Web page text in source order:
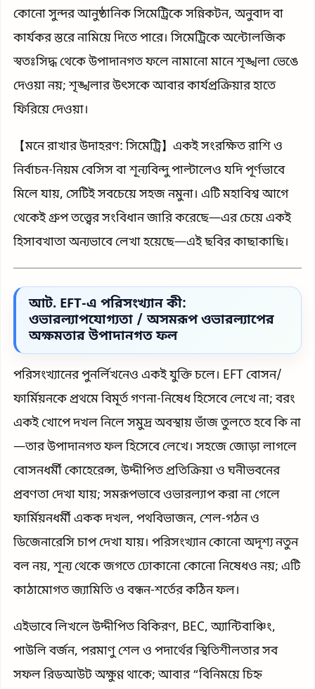
কোনো সুন্দর আনুষ্ঠানিক সিমেট্রিকে সন্নিকটন, অনুবাদ বা
কার্যকর স্তরে নামিয়ে দিতে পারে। সিমেট্রিকে অন্টোলজিক
স্বতঃসিদ্ধ থেকে উপাদানগত ফলে নামানো মানে শৃঙ্খলা ভেঙে
দেওয়া নয়; শৃঙ্খলার উৎসকে আবার কার্যপ্রক্রিয়ার হাতে
ফিরিয়ে দেওয়া।
【মনে রাখার উদাহরণ: সিমেট্রি】একই সংরক্ষিত রাশি ও
নির্বাচন-নিয়ম বেসিস বা শূন্যবিন্দু পাল্টালেও যদি পূর্ণভাবে
মিলে যায়, সেটিই সবচেয়ে সহজ নমুনা। এটি মহাবিশ্ব আগে
থেকেই গ্রুপ তত্ত্বের সংবিধান জারি করেছে—এর চেয়ে একই
হিসাবখাতা অন্যভাবে লেখা হয়েছে—এই ছবির কাছাকাছি।
আট. EFT-এ পরিসংখ্যান কী:
ওভারল্যাপযোগ্যতা / অসমরূপ ওভারল্যাপের
অক্ষমতার উপাদানগত ফল
পরিসংখ্যানের পুনর্লিখনেও একই যুক্তি চলে। EFT বোসন/
ফার্মিয়নকে প্রথমে বিমূর্ত গণনা-নিষেধ হিসেবে লেখে না; বরং
একই খোপে দখল নিলে সমুদ্র অবস্থায় ভাঁজ তুলতে হবে কি না
—তার উপাদানগত ফল হিসেবে লেখে। সহজে জোড়া লাগলে
বোসনধর্মী কোহেরেন্স, উদ্দীপিত প্রতিক্রিয়া ও ঘনীভবনের
প্রবণতা দেখা যায়; সমরূপভাবে ওভারল্যাপ করা না গেলে
ফার্মিয়নধর্মী একক দখল, পথবিভাজন, শেল-গঠন ও
ডিজেনারেসি চাপ দেখা যায়। পরিসংখ্যান কোনো অদৃশ্য নতুন
বল নয়, শূন্য থেকে জগতে ঢোকানো কোনো নিষেধও নয়; এটি
কাঠামোগত জ্যামিতি ও বন্ধন-শর্তের কঠিন ফল।
এইভাবে লিখলে উদ্দীপিত বিকিরণ, BEC, অ্যান্টিবাঞ্চিং,
পাউলি বর্জন, পরমাণু শেল ও পদার্থের স্থিতিশীলতার সব
সফল রিডআউট অক্ষুণ্ণ থাকে; আবার “বিনিময়ে চিহ্ন